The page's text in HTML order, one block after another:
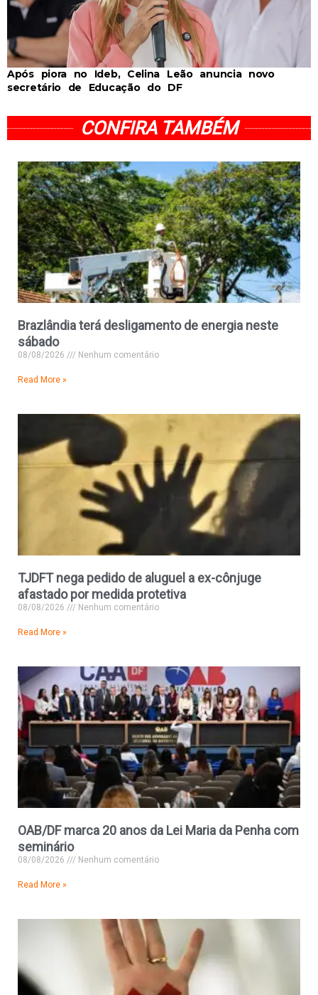
Após piora no Ideb, Celina Leão anuncia novo
secretário de Educação do DF
CONFIRA TAMBÉM
Brazlândia terá desligamento de energia neste
sábado
08/08/2026 Nenhum comentário
Read More »
TJDFT nega pedido de aluguel a ex-cônjuge
afastado por medida protetiva
08/08/2026 Nenhum comentário
Read More »
OAB/DF marca 20 anos da Lei Maria da Penha com
seminário
08/08/2026 Nenhum comentário
Read More »